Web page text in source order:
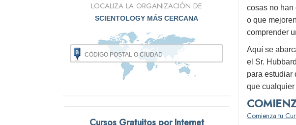
cosas no
o que
comprender
Aquí se
el Sr.
para estudiar
que
Comienza tu
LOCALIZA LA ORGANIZACIÓN DE
SCIENTOLOGY MÁS CERCANA